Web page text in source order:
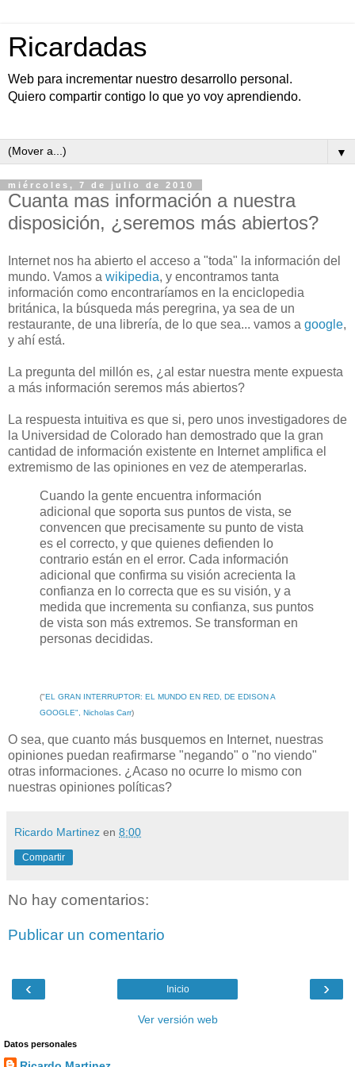
Ricardadas
Web para incrementar nuestro desarrollo personal.
Quiero compartir contigo lo que yo voy aprendiendo.
▼
miércoles, 7 de julio de 2010
Cuanta mas información a nuestra
disposición, ¿seremos más abiertos?
Internet nos ha abierto el acceso a "toda" la información del
mundo. Vamos a wikipedia, y encontramos tanta
información como encontraríamos en la enciclopedia
británica, la búsqueda más peregrina, ya sea de un
restaurante, de una librería, de lo que sea... vamos a google,
y ahí está.
La pregunta del millón es, ¿al estar nuestra mente expuesta
a más información seremos más abiertos?
La respuesta intuitiva es que si, pero unos investigadores de
la Universidad de Colorado han demostrado que la gran
cantidad de información existente en Internet amplifica el
extremismo de las opiniones en vez de atemperarlas.
Cuando la gente encuentra información
adicional que soporta sus puntos de vista, se
convencen que precisamente su punto de vista
es el correcto, y que quienes defienden lo
contrario están en el error. Cada información
adicional que confirma su visión acrecienta la
confianza en lo correcta que es su visión, y a
medida que incrementa su confianza, sus puntos
de vista son más extremos. Se transforman en
personas decididas.
("EL GRAN INTERRUPTOR: EL MUNDO EN RED, DE EDISON A
GOOGLE", Nicholas Carr)
O sea, que cuanto más busquemos en Internet, nuestras
opiniones puedan reafirmarse "negando" o "no viendo"
otras informaciones. ¿Acaso no ocurre lo mismo con
nuestras opiniones políticas?
Ricardo Martinez en 8:00
Compartir
No hay comentarios:
Publicar un comentario
‹ ›
Inicio
Ver versión web
Datos personales